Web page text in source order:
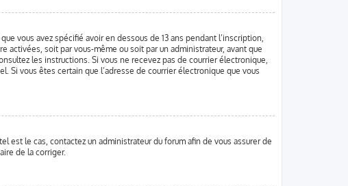
vous avez spécifié avoir en dessous de 13 ans pendant l’inscription,
soit par vous-même ou soit par un administrateur, avant que
les instructions. Si vous ne recevez pas de courrier électronique,
Si vous êtes certain que l’adresse de courrier électronique que vous
est le cas, contactez un administrateur du forum afin de vous assurer de
de la corriger.